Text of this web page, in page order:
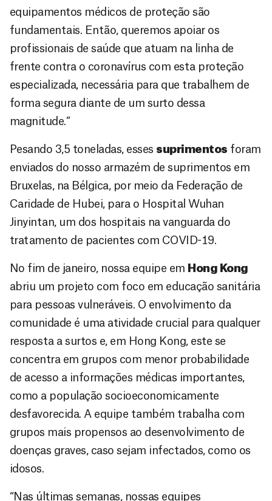
equipamentos médicos de proteção são
fundamentais. Então, queremos apoiar os
profissionais de saúde que atuam na linha de
frente contra o coronavírus com esta proteção
especializada, necessária para que trabalhem de
forma segura diante de um surto dessa
magnitude.”
Pesando 3,5 toneladas, esses suprimentos foram
enviados do nosso armazém de suprimentos em
Bruxelas, na Bélgica, por meio da Federação de
Caridade de Hubei, para o Hospital Wuhan
Jinyintan, um dos hospitais na vanguarda do
tratamento de pacientes com COVID-19.
No fim de janeiro, nossa equipe em Hong Kong
abriu um projeto com foco em educação sanitária
para pessoas vulneráveis. O envolvimento da
comunidade é uma atividade crucial para qualquer
resposta a surtos e, em Hong Kong, este se
concentra em grupos com menor probabilidade
de acesso a informações médicas importantes,
como a população socioeconomicamente
desfavorecida. A equipe também trabalha com
grupos mais propensos ao desenvolvimento de
doenças graves, caso sejam infectados, como os
idosos.
“Nas últimas semanas, nossas equipes